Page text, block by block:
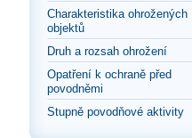
Charakteristika ohrožených
objektů
Druh a rozsah ohrožení
Opatření k ochraně před
povodněmi
Stupně povodňové aktivity